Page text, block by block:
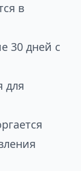
в
30 дней с
для